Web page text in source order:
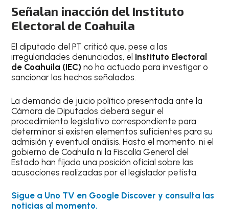
Señalan inacción del Instituto
Electoral de Coahuila
El diputado del PT criticó que, pese a las
irregularidades denunciadas, el Instituto Electoral
de Coahuila (IEC) no ha actuado para investigar o
sancionar los hechos señalados.
La demanda de juicio político presentada ante la
Cámara de Diputados deberá seguir el
procedimiento legislativo correspondiente para
determinar si existen elementos suficientes para su
admisión y eventual análisis. Hasta el momento, ni el
gobierno de Coahuila ni la Fiscalía General del
Estado han fijado una posición oficial sobre las
acusaciones realizadas por el legislador petista.
Sigue a Uno TV en Google Discover y consulta las
noticias al momento.